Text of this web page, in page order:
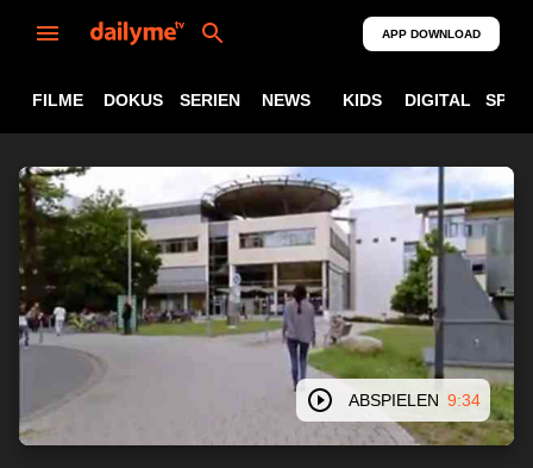
APP DOWNLOAD
FILME DOKUS SERIEN NEWS KIDS DIGITAL
ABSPIELEN 9:34